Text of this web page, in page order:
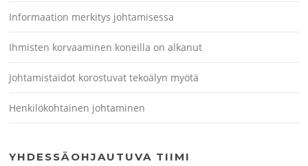
Informaation merkitys johtamisessa
Ihmisten korvaaminen koneilla on alkanut
Johtamistaidot korostuvat tekoälyn myötä
Henkilökohtainen johtaminen
YHDESSÄOHJAUTUVA TIIMI